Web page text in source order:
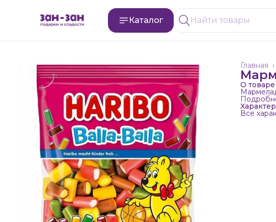
Каталог
Главная ›
О товаре
Все